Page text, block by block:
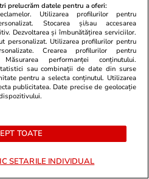
12:08
și vijelii în 21 de
vizate luni de avertizarea
26 iul. 2021
Sfântul Pantelimon
prelucrăm datele pentru a oferi:
Utilizarea profilurilor pentru
Stocarea și/sau accesarea
Dezvoltarea și îmbunătățirea serviciilor.
personalizat. Utilizarea profilurilor pentru
Crearea profilurilor pentru
performanței conținutului.
sau combinații de date din surse
pentru a selecta conținutul. Utilizarea
publicitatea. Date precise de geolocație
TOATE
SETARILE INDIVIDUAL